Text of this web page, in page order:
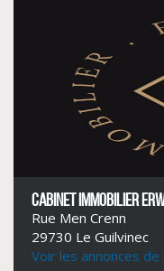
CABINET IMMOBILIER
Rue Men Crenn
29730 Le Guilvinec
Voir les annonces de